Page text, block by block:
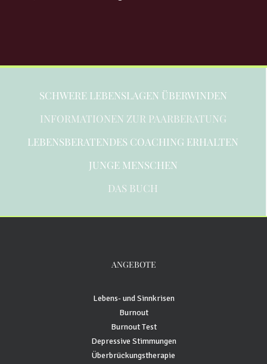
SCHWERE LEBENSLAGEN ÜBERWINDEN
INFORMATIONEN ZUR PAARBERATUNG
LEBENSBERATENDES COACHING ERHALTEN
JUNGE MENSCHEN
DAS BUCH
ANGEBOTE
Lebens- und Sinnkrisen
Burnout
Burnout Test
Depressive Stimmungen
Überbrückungstherapie